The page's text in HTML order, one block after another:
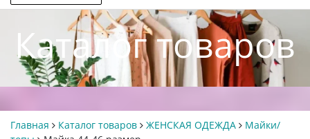
Каталог товаров
Главная Каталог товаров ЖЕНСКАЯ ОДЕЖДА
Майки/